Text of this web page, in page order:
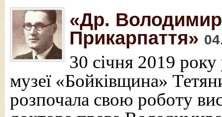
«Др. Володимир
Прикарпаття»
30 січня 2019
музеї «Бойківщина»
розпочала свою роботу